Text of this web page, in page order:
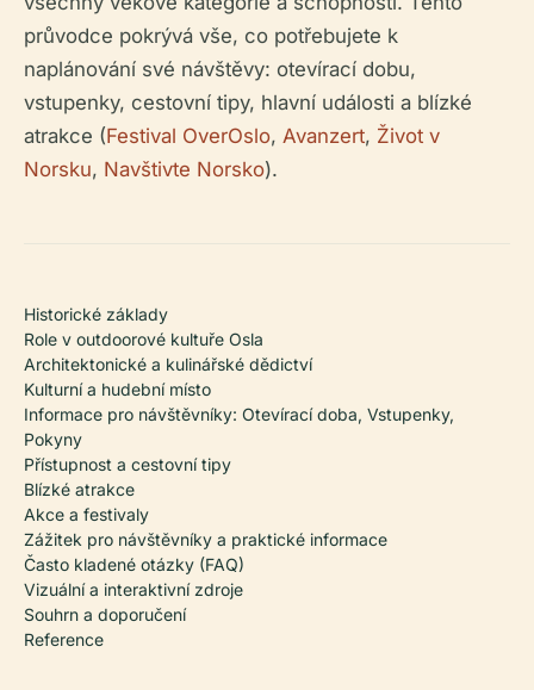
průvodce pokrývá vše, co potřebujete k
naplánování své návštěvy: otevírací dobu,
vstupenky, cestovní tipy, hlavní události a blízké
atrakce (Festival OverOslo, Avanzert, Život v
Norsku, Navštivte Norsko).
Historické základy
Role v outdoorové kultuře Osla
Architektonické a kulinářské dědictví
Kulturní a hudební místo
Informace pro návštěvníky: Otevírací doba, Vstupenky,
Pokyny
Přístupnost a cestovní tipy
Blízké atrakce
Akce a festivaly
Zážitek pro návštěvníky a praktické informace
Často kladené otázky (FAQ)
Vizuální a interaktivní zdroje
Souhrn a doporučení
Reference